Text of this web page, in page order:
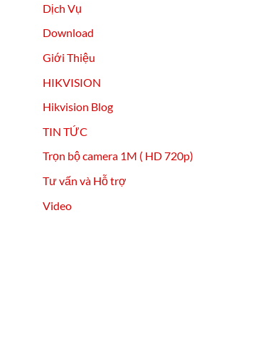
Dịch Vụ
Download
Giới Thiệu
HIKVISION
Hikvision Blog
TIN TỨC
Trọn bộ camera 1M ( HD 720p)
Tư vấn và Hỗ trợ
Video